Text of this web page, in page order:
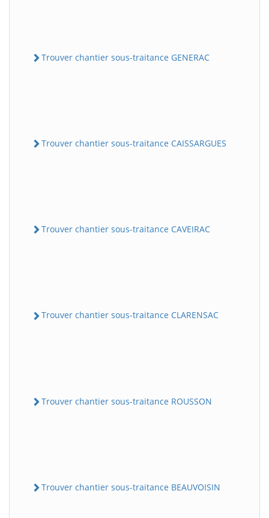
Trouver chantier sous-traitance GENERAC
Trouver chantier sous-traitance CAISSARGUES
Trouver chantier sous-traitance CAVEIRAC
Trouver chantier sous-traitance CLARENSAC
Trouver chantier sous-traitance ROUSSON
Trouver chantier sous-traitance BEAUVOISIN